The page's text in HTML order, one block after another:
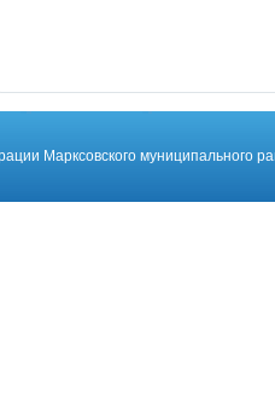
Марксовского муниципального